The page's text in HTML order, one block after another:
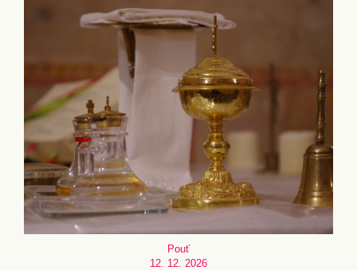
Pouť
12. 12. 2026